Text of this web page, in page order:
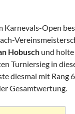
Karnevals-Open
Hobusch und
Turniersieg in
diesmal mit Rang
Gesamtwertung.